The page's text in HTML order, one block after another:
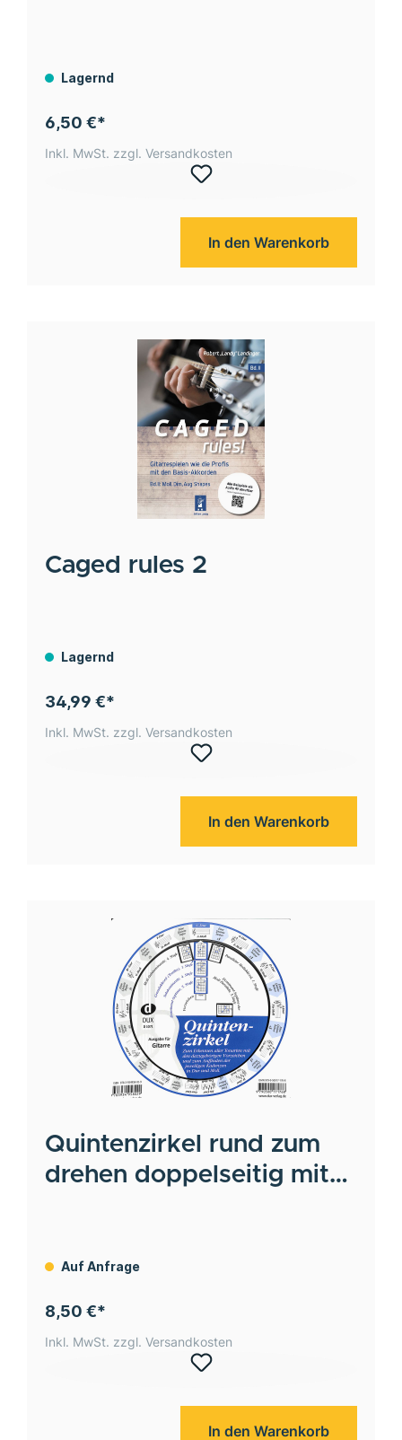
Lagernd
6,50 €*
Inkl. MwSt. zzgl. Versandkosten
In den Warenkorb
Caged rules 2
Lagernd
34,99 €*
Inkl. MwSt. zzgl. Versandkosten
In den Warenkorb
Quintenzirkel rund zum
drehen doppelseitig mit
Auf Anfrage
8,50 €*
Inkl. MwSt. zzgl. Versandkosten
In den Warenkorb